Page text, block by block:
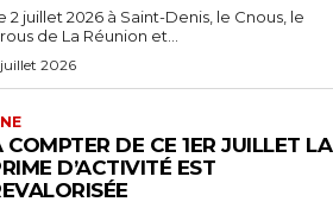
2 juillet 2026 à Saint-Denis, le Cnous, le
de La Réunion et...
2026
COMPTER DE CE 1ER JUILLET LA
D’ACTIVITÉ EST